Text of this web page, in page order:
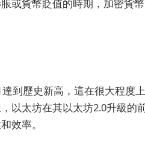
或貨幣貶值的時期，加密貨
到歷史新高，這在很大程度
以太坊在其以太坊2.0升級的
效率。